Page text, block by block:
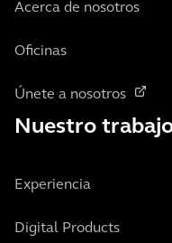
Acerca de nosotros
Oficinas
Únete a nosotros
Nuestro
Experiencia
Digital Products